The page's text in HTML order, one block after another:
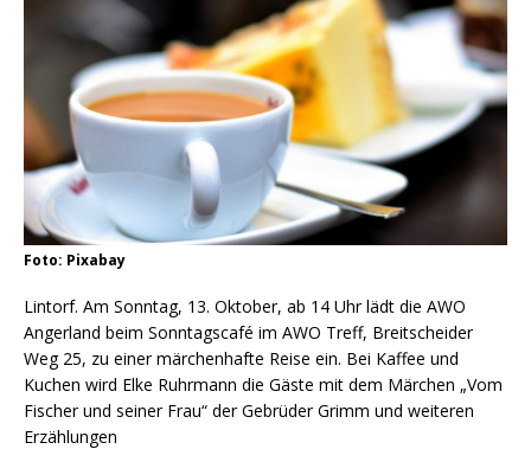
Foto: Pixabay
Lintorf. Am Sonntag, 13. Oktober, ab 14 Uhr lädt die AWO
Angerland beim Sonntagscafé im AWO Treff, Breitscheider
Weg 25, zu einer märchenhafte Reise ein. Bei Kaffee und
Kuchen wird Elke Ruhrmann die Gäste mit dem Märchen „Vom
Fischer und seiner Frau“ der Gebrüder Grimm und weiteren
Erzählungen